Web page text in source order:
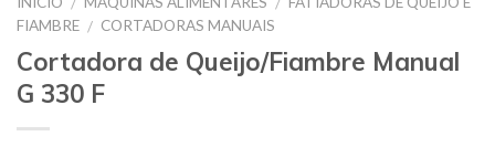
/ /
FIAMBRE / CORTADORAS MANUAIS
Cortadora de Queijo/Fiambre Manual
G 330 F